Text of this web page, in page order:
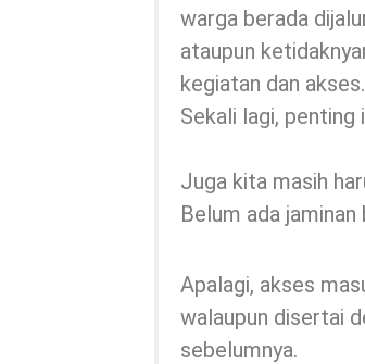
warga berada
ataupun
kegiatan dan akses.
Sekali lagi, penting
Juga kita masih
Belum ada
Apalagi, akses
walaupun disertai
sebelumnya.